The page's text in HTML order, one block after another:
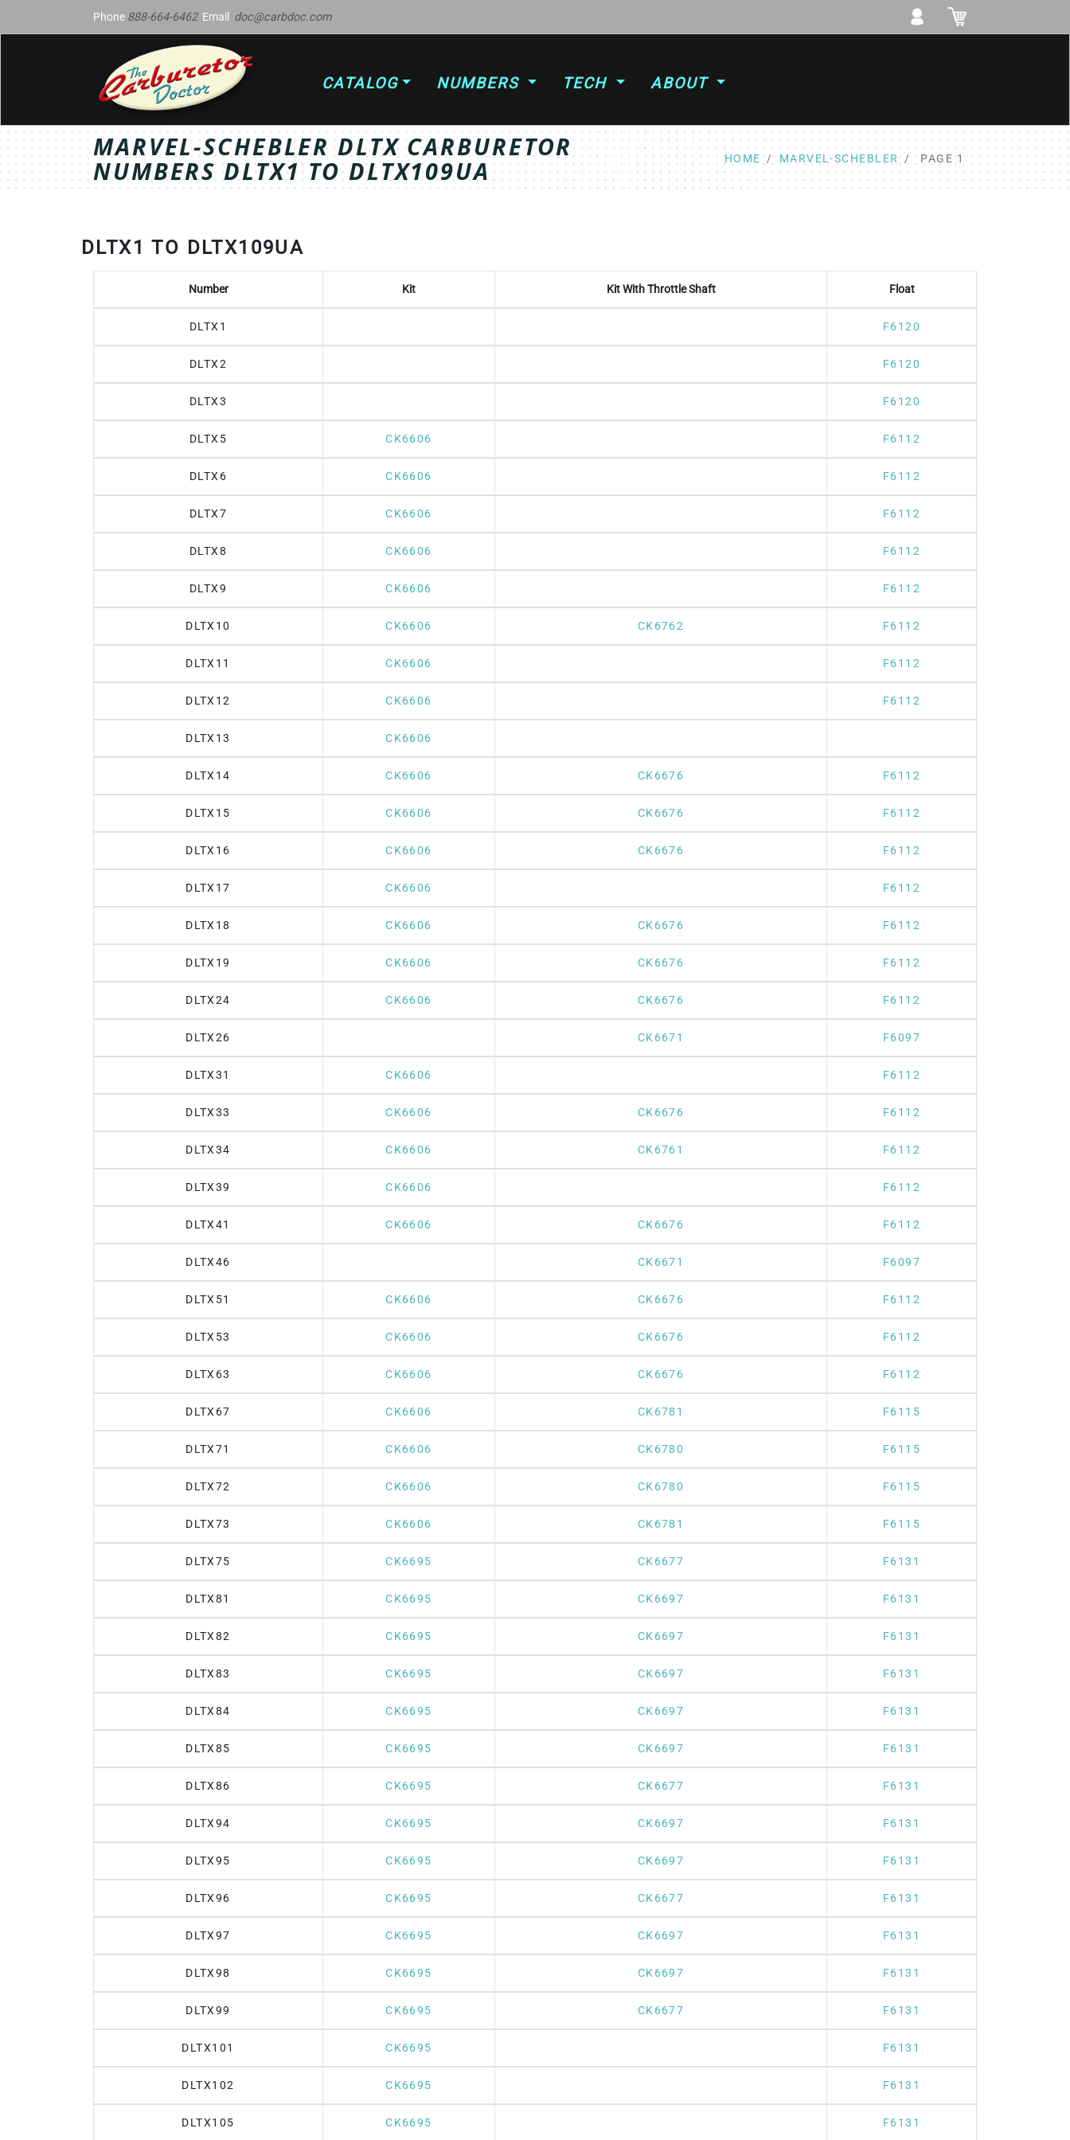
Phone 888-664-6462Email doc@carbdoc.com
CATALOG NUMBERS TECH ABOUT
MARVEL-SCHEBLER DLTX CARBURETOR
NUMBERS DLTX1 TO DLTX109UA HOME MARVEL-SCHEBLER PAGE 1
DLTX1 TO DLTX109UA
Number Kit Kit With Throttle Shaft Float
DLTX1 F6120
DLTX2 F6120
DLTX3 F6120
DLTX5 CK6606 F6112
DLTX6 CK6606 F6112
DLTX7 CK6606 F6112
DLTX8 CK6606 F6112
DLTX9 CK6606 F6112
DLTX10 CK6606 CK6762 F6112
DLTX11 CK6606 F6112
DLTX12 CK6606 F6112
DLTX13 CK6606
DLTX14 CK6606 CK6676 F6112
DLTX15 CK6606 CK6676 F6112
DLTX16 CK6606 CK6676 F6112
DLTX17 CK6606 F6112
DLTX18 CK6606 CK6676 F6112
DLTX19 CK6606 CK6676 F6112
DLTX24 CK6606 CK6676 F6112
DLTX26 CK6671 F6097
DLTX31 CK6606 F6112
DLTX33 CK6606 CK6676 F6112
DLTX34 CK6606 CK6761 F6112
DLTX39 CK6606 F6112
DLTX41 CK6606 CK6676 F6112
DLTX46 CK6671 F6097
DLTX51 CK6606 CK6676 F6112
DLTX53 CK6606 CK6676 F6112
DLTX63 CK6606 CK6676 F6112
DLTX67 CK6606 CK6781 F6115
DLTX71 CK6606 CK6780 F6115
DLTX72 CK6606 CK6780 F6115
DLTX73 CK6606 CK6781 F6115
DLTX75 CK6695 CK6677 F6131
DLTX81 CK6695 CK6697 F6131
DLTX82 CK6695 CK6697 F6131
DLTX83 CK6695 CK6697 F6131
DLTX84 CK6695 CK6697 F6131
DLTX85 CK6695 CK6697 F6131
DLTX86 CK6695 CK6677 F6131
DLTX94 CK6695 CK6697 F6131
DLTX95 CK6695 CK6697 F6131
DLTX96 CK6695 CK6677 F6131
DLTX97 CK6695 CK6697 F6131
DLTX98 CK6695 CK6697 F6131
DLTX99 CK6695 CK6677 F6131
DLTX101 CK6695 F6131
DLTX102 CK6695 F6131
DLTX105 CK6695 F6131